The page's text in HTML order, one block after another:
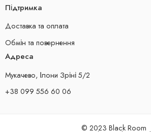
Підтримка
Доставка та оплата
Обмін та повернення
Адреса
Мукачево, Ілони Зріні 5/2
+38 099 556 60 06
© 2023 Black Room